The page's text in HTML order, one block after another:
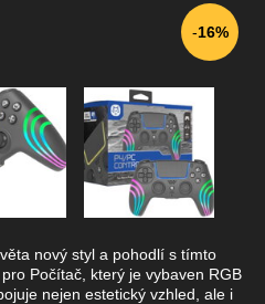
nový styl a pohodlí s tímto
Počítač, který je vybaven RGB
nejen estetický vzhled, ale i
16%